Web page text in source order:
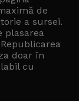
de
a sursei.
plasarea
doar în
cu